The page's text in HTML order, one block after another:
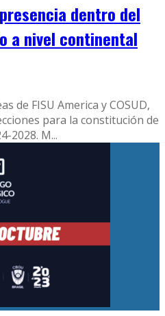
dentro del
a nivel continental
de FISU America y COSUD,
para la constitución de
2028. M...